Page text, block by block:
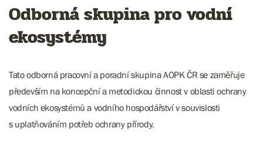
Odborná skupina pro vodní
ekosystémy
Tato odborná pracovní a poradní skupina AOPK ČR se zaměřuje
především na koncepční a metodickou činnost v oblasti ochrany
vodních ekosystémů a vodního hospodářství v souvislosti
s uplatňováním potřeb ochrany přírody.